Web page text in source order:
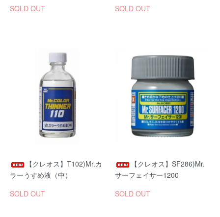
SOLD OUT
SOLD OUT
【クレオス】T102)Mr.カ
ラーうすめ液（中）
SOLD OUT
【クレオス】SF286)Mr.
サーフェイサー1200
SOLD OUT